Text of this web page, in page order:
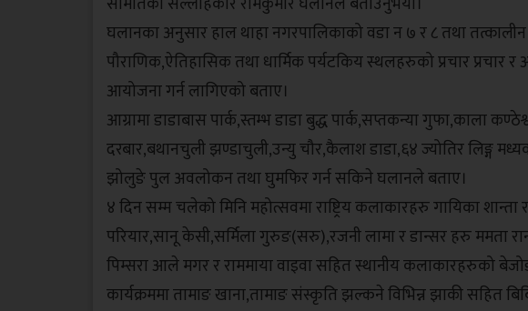
घलानका अनुसार हाल थाहा नगरपालिकाको वडा न ७ र ८ तथा
पौराणिक,ऐतिहासिक तथा धार्मिक पर्यटकिय स्थलहरुको प्रचार प्रचार र
आयोजना गर्न लागिएको बताए।
आग्रामा डाडाबास पार्क,स्तम्भ डाडा बुद्ध पार्क,सप्तकन्या गुफा,काला
दरबार,बथानचुली झण्डाचुली,उन्यु चौर,कैलाश डाडा,६४ ज्योतिर लिङ्ग
झोलुङे पुल अवलोकन तथा घुमफिर गर्न सकिने घलानले बताए।
४ दिन सम्म चलेको मिनि महोत्सवमा राष्ट्रिय कलाकारहरु गायिका
परियार,सानू केसी,सर्मिला गुरुङ(सरु),रजनी लामा र डान्सर हरु ममता
पिम्सरा आले मगर र राममाया वाइवा सहित स्थानीय कलाकारहरुको बेजोड
कार्यक्रममा तामाङ खाना,तामाङ संस्कृति झल्कने विभिन्न झाकी सहित